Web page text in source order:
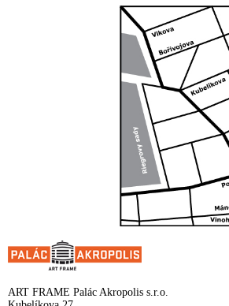
ART FRAME Palác Akropolis s.r.o.